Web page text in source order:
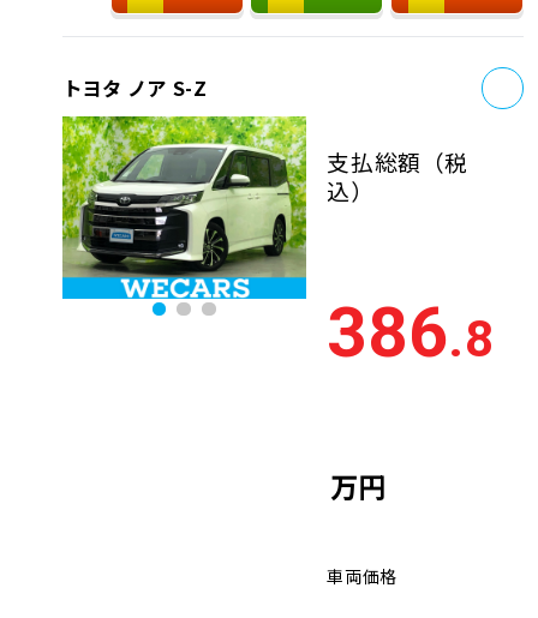
トヨタ ノア S-Z
支払総額 （税
込）
386.8
万円
車両価格